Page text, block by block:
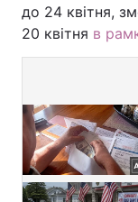
до 24 квітня,
20 квітня в